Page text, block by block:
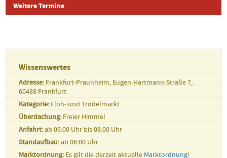
Weitere Termine
Wissenswertes
Adresse:Frankfurt-Praunheim, Eugen-Hartmann-Straße 7,
60488 Frankfurt
Kategorie:Floh- und Trödelmarkt
Überdachung:Freier Himmel
Anfahrt:ab 06:00 Uhr bis 08:00 Uhr
Standaufbau:ab 06:00 Uhr
Marktordnung:Es gilt die derzeit aktuelleMarktordnung!